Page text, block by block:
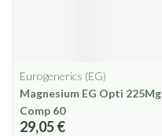
Eurogenerics (EG)
Magnesium EG Opti 225Mg
Comp 60
29,05 €